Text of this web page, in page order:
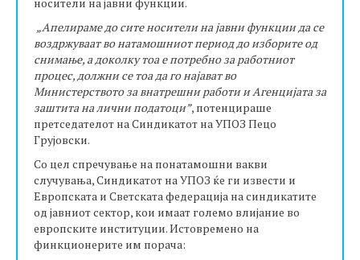
„Апелираме до сите носители на јавни функции да се
воздржуваат во натамошниот период до изборите од
снимање, а доколку тоа е потребно за работниот
процес, должни се тоа да го најават во
Министерството за внатрешни работи и Агенцијата за
заштита на лични податоци”, потенцираше
претседателот на Синдикатот на УПОЗ Пецо
Грујовски.
Со цел спречување на понатамошни вакви
случувања, Синдикатот на УПОЗ ќе ги извести и
Европската и Светската федерација на синдикатите
од јавниот сектор, кои имаат големо влијание во
европските институции. Истoвремено на
финкционерите им порача: